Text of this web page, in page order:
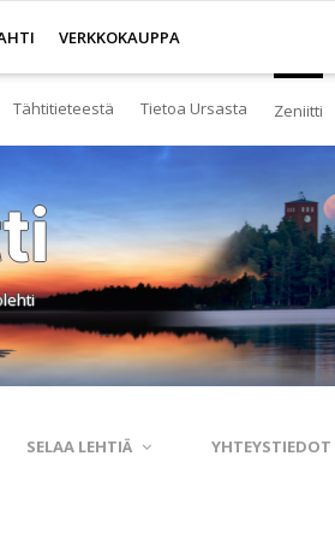
VERKKOKAUPPA
hukassa
classic
havaitseminen
Usein kysyttyä
Aurinkokuntamalli
Aurinkokelloveistos
Tietokantoja ja sanastoja
Tähtitieteestä
Yleistä Ursasta
Hallinto
Talous
Avoimet työpaikat
Esitteet ja raportit
Tietoa Ursasta Zeniitti
SELAA LEHTIÄ YHTEYSTIEDOT